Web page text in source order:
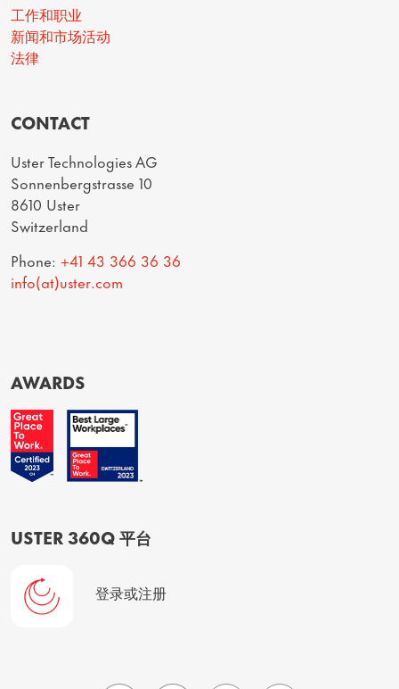
工作和职业
新闻和市场活动
法律
CONTACT
Uster Technologies AG
Sonnenbergstrasse 10
8610 Uster
Switzerland
Phone: +41 43 366 36 36
info(at)uster.com
AWARDS
USTER 360Q 平台
登录或注册